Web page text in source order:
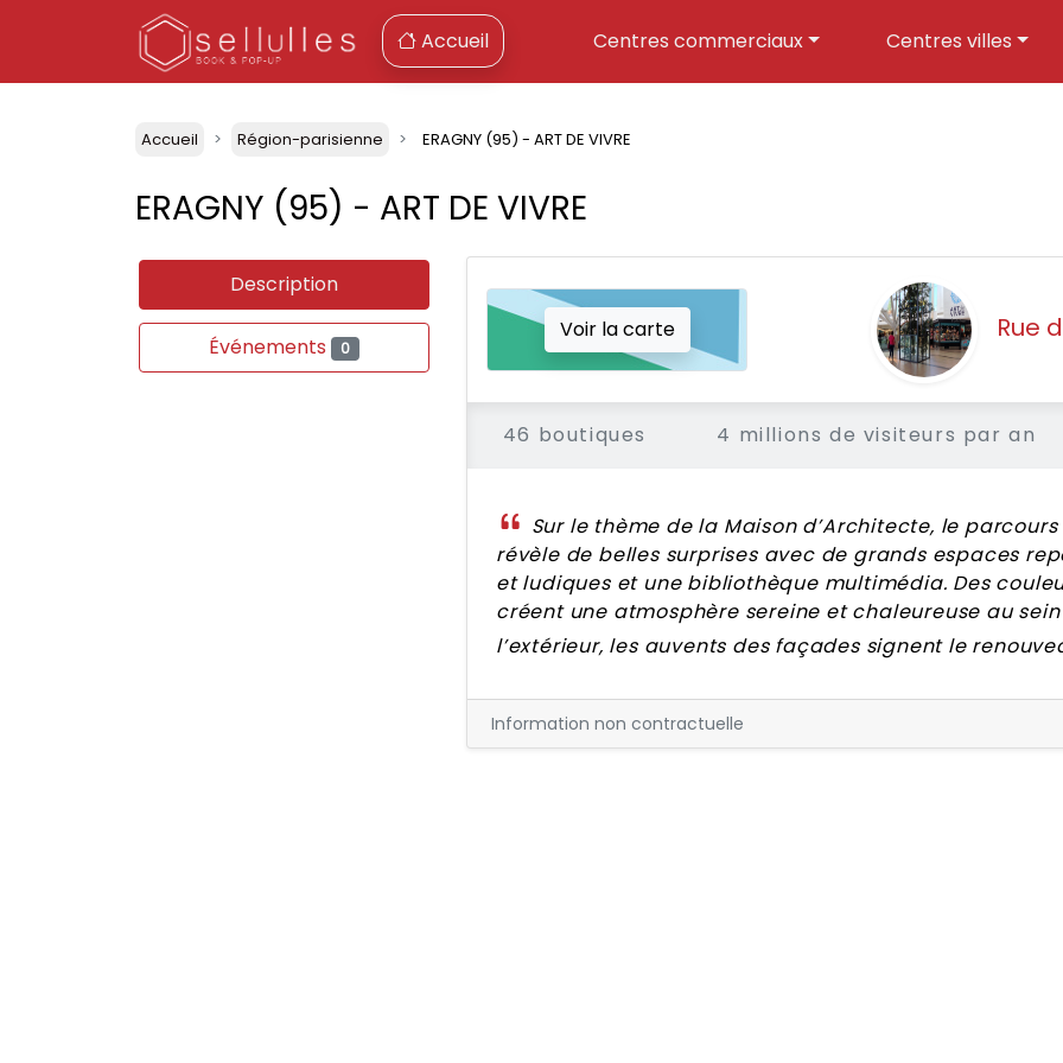
Accueil Centres commerciaux Centres villes
Accueil Région-parisienne ERAGNY (95) - ART DE VIVRE
ERAGNY (95) - ART DE VIVRE
Description
Événements 0
Voir la carte Rue
46 boutiques 4 millions de visiteurs par an
Sur le thème de la Maison d’Architecte, le
révèle de belles surprises avec de grands espaces
et ludiques et une bibliothèque multimédia. Des
créent une atmosphère sereine et chaleureuse au
l’extérieur, les auvents des façades signent le
Information non contractuelle